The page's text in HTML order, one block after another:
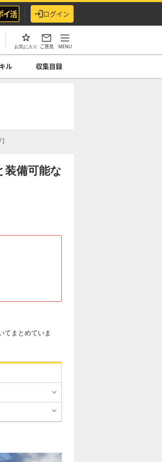
ログイン
お気に入り ご意見 MENU
ル 収集目録
装備可能な
てまとめていま